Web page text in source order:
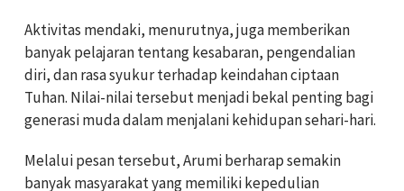
Aktivitas mendaki, menurutnya, juga memberikan
banyak pelajaran tentang kesabaran, pengendalian
diri, dan rasa syukur terhadap keindahan ciptaan
Tuhan. Nilai-nilai tersebut menjadi bekal penting bagi
generasi muda dalam menjalani kehidupan sehari-hari.
Melalui pesan tersebut, Arumi berharap semakin
banyak masyarakat yang memiliki kepedulian